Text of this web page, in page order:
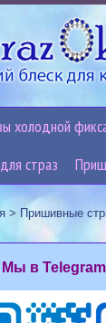
холодной
страз
> Пришивные
Мы в Telegram